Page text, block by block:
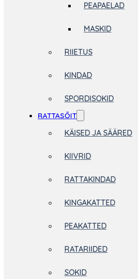
PEAPAELAD
MASKID
RIIETUS
KINDAD
SPORDISOKID
RATTASÕIT
KÄISED JA SÄÄRED
KIIVRID
RATTAKINDAD
KINGAKATTED
PEAKATTED
RATARIIDED
SOKID